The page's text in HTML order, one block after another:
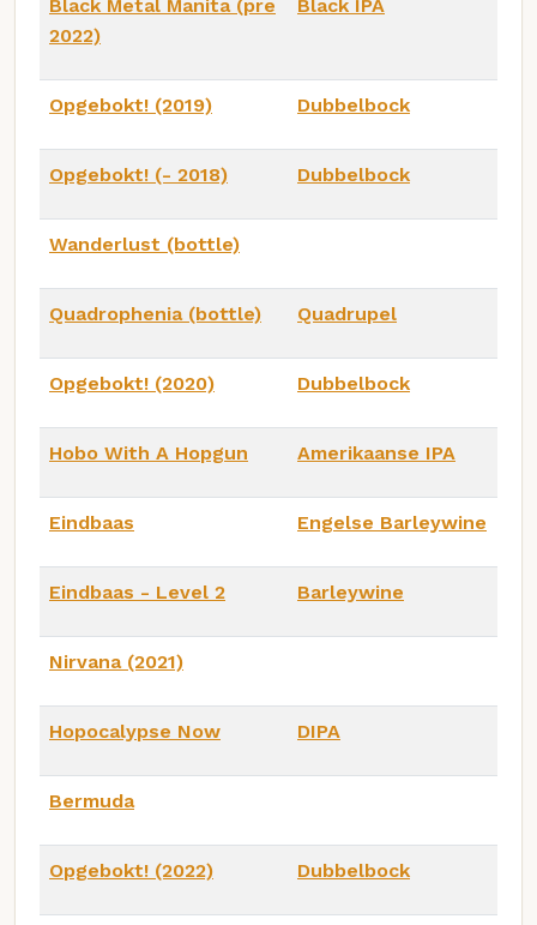
Black Metal Manita (pre
2022)
Black IPA
Opgebokt! (2019) Dubbelbock
Opgebokt! (- 2018) Dubbelbock
Wanderlust (bottle)
Quadrophenia (bottle) Quadrupel
Opgebokt! (2020) Dubbelbock
Hobo With A Hopgun Amerikaanse IPA
Eindbaas Engelse Barleywine
Eindbaas - Level 2 Barleywine
Nirvana (2021)
Hopocalypse Now DIPA
Bermuda
Opgebokt! (2022) Dubbelbock